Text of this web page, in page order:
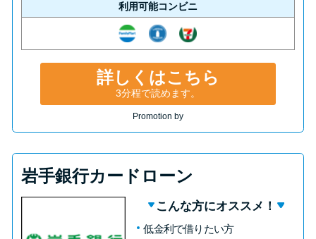
利用可能コンビニ
詳しくはこちら
3分程で読めます。
Promotion by
岩手銀行カードローン
こんな方にオススメ！
低金利で借りたい方